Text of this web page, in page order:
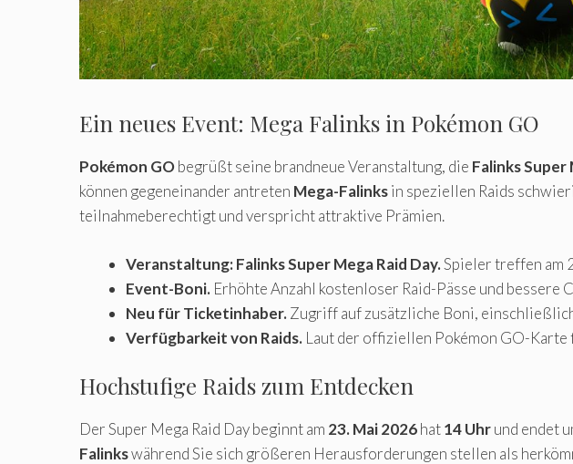
Ein neues Event: Mega Falinks in Pokémon GO
Pokémon GObegrüßt seine brandneue Veranstaltung, die Falinks Super
können gegeneinander antreten Mega-Falinksin speziellen Raids
teilnahmeberechtigt und verspricht attraktive Prämien.
Veranstaltung: Falinks Super Mega Raid Day.Spieler treffen am
Event-Boni. Erhöhte Anzahl kostenloser Raid-Pässe und bessere
Neu für Ticketinhaber.Zugriff auf zusätzliche Boni,
Verfügbarkeit von Raids. Laut der offiziellen Pokémon GO-
Hochstufige Raids zum Entdecken
Der Super Mega Raid Day beginnt am 23. Mai 2026hat14 Uhrund endet
Falinkswährend Sie sich größeren Herausforderungen stellen als